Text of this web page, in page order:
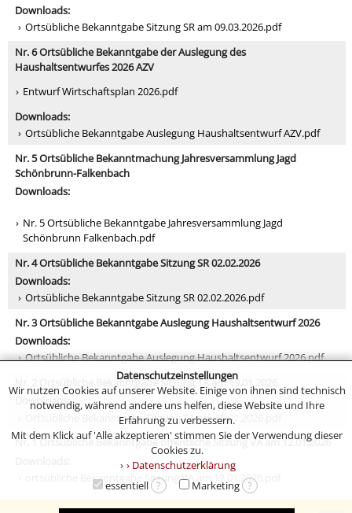
Datenschutzeinstellungen
Wir nutzen Cookies auf unserer Website. Einige von ihnen sind technisch
notwendig, während andere uns helfen, diese Website und Ihre
Erfahrung zu verbessern.
Mit dem Klick auf 'Alle akzeptieren' stimmen Sie der Verwendung dieser
Cookies zu.
› Datenschutzerklärung
essentiell? Marketing?
Downloads:
Ortsübliche Bekanntgabe Sitzung SR am 09.03.2026.pdf
Nr. 6 Ortsübliche Bekanntgabe der Auslegung des
Haushaltsentwurfes 2026 AZV
Entwurf Wirtschaftsplan 2026.pdf
Downloads:
Ortsübliche Bekanntgabe Auslegung Haushaltsentwurf AZV.pdf
Nr. 5 Ortsübliche Bekanntmachung Jahresversammlung Jagd
Schönbrunn-Falkenbach
Downloads:
Nr. 5 Ortsübliche Bekanntgabe Jahresversammlung Jagd
Schönbrunn Falkenbach.pdf
Nr. 4 Ortsübliche Bekanntgabe Sitzung SR 02.02.2026
Downloads:
Ortsübliche Bekanntgabe Sitzung SR 02.02.2026.pdf
Nr. 3 Ortsübliche Bekanntgabe Auslegung Haushaltsentwurf 2026
Downloads:
Ortsübliche Bekanntgabe Auslegung Haushaltsentwurf 2026.pdf
Nr. 2 Ortsübliche Bekanntgabe Sitzung TA am 19.01.2026
Downloads:
Ortsübliche Bekanntgabe Sitzung TA am 19.01.2026.pdf
Nr. 1 Ortsübliche Bekanntgabe öffentliche Sitzung VA am 12.01.2026
ortsübliche Bekanntgabe Sitzung VA am 12.01.2026.pdf